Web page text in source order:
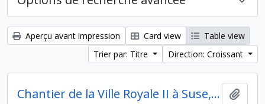
Aperçu avant impression Card view
Table view
Trier par: Titre
Direction: Croissant
Chantier de la Ville Royale II à Suse, Iran